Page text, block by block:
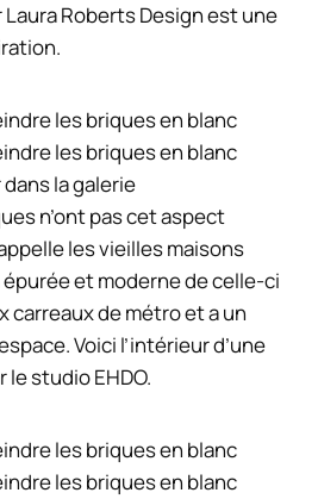
Roberts Design est une
dans la galerie
n’ont pas cet aspect
les vieilles maisons
et moderne de celle-ci
carreaux de métro et a un
Voici l’intérieur d’une
studio EHDO.